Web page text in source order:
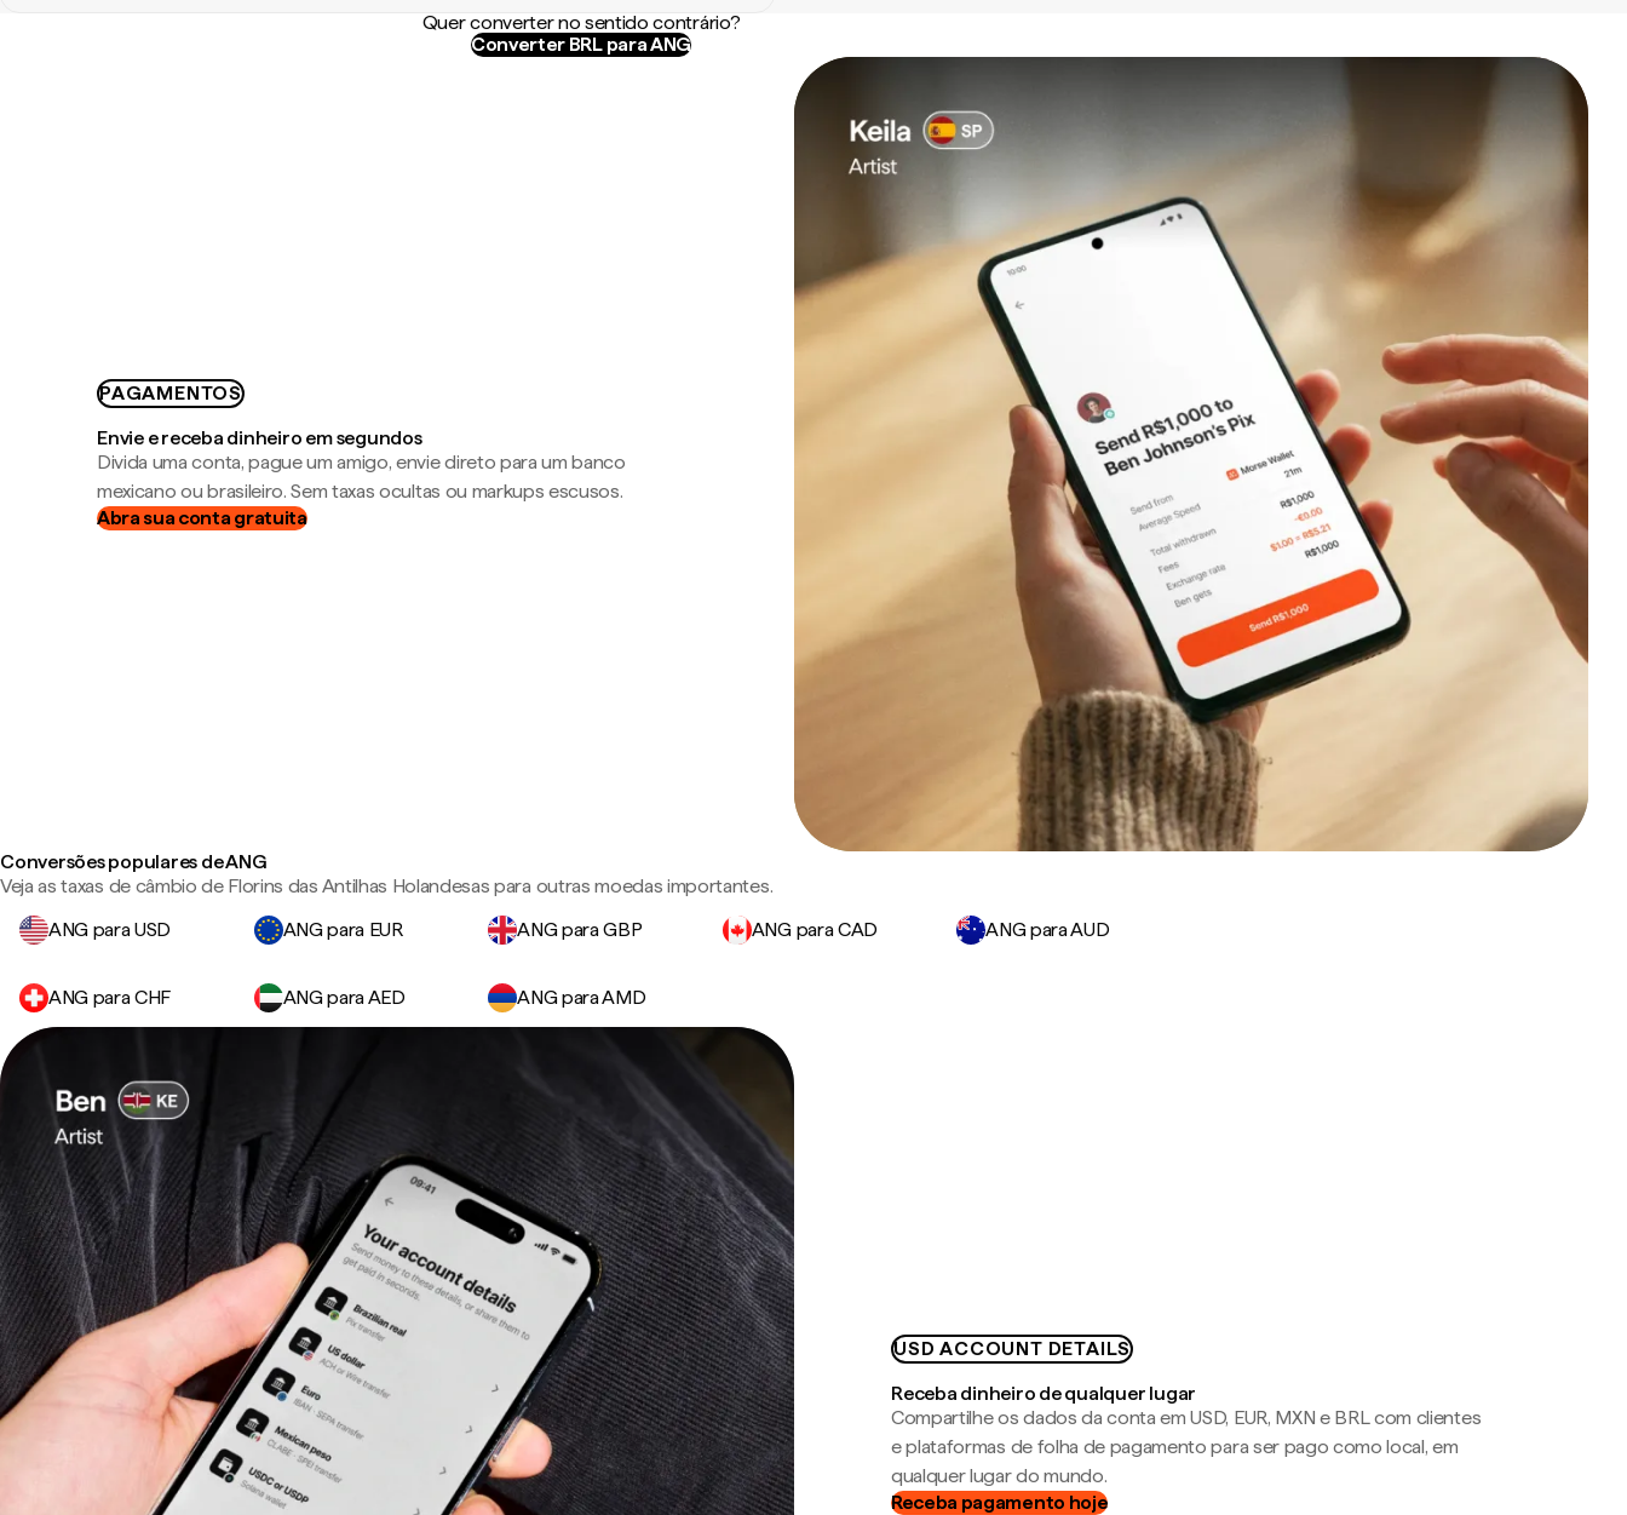
Quer converter no sentido contrário?
Converter BRL para ANG
PAGAMENTOS
Envie e receba dinheiro em segundos
Divida uma conta, pague um amigo, envie direto para um banco
mexicano ou brasileiro. Sem taxas ocultas ou markups escusos.
Abra sua conta gratuita
Conversões populares de ANG
Veja as taxas de câmbio de Florins das Antilhas Holandesas para outras moedas importantes.
ANG para USD
ANG para EUR ANG para GBP ANG para CAD ANG para AUD
ANG para CHF ANG para AED ANG para AMD
USD ACCOUNT DETAILS
Receba dinheiro de qualquer lugar
Compartilhe os dados da conta em USD, EUR, MXN e BRL com clientes
e plataformas de folha de pagamento para ser pago como local, em
qualquer lugar do mundo.
Receba pagamento hoje